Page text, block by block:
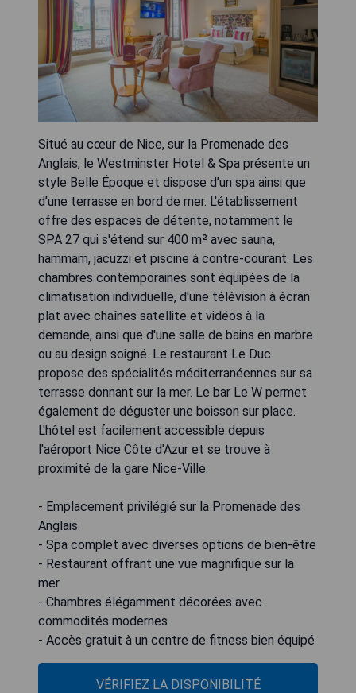
Situé au cœur de Nice, sur la Promenade des
Anglais, le Westminster Hotel & Spa présente un
style Belle Époque et dispose d'un spa ainsi que
d'une terrasse en bord de mer. L'établissement
offre des espaces de détente, notamment le
SPA 27 qui s'étend sur 400 m² avec sauna,
hammam, jacuzzi et piscine à contre-courant. Les
chambres contemporaines sont équipées de la
climatisation individuelle, d'une télévision à écran
plat avec chaînes satellite et vidéos à la
demande, ainsi que d'une salle de bains en marbre
ou au design soigné. Le restaurant Le Duc
propose des spécialités méditerranéennes sur sa
terrasse donnant sur la mer. Le bar Le W permet
également de déguster une boisson sur place.
L'hôtel est facilement accessible depuis
l'aéroport Nice Côte d'Azur et se trouve à
proximité de la gare Nice-Ville.
- Emplacement privilégié sur la Promenade des
Anglais
- Spa complet avec diverses options de bien-être
- Restaurant offrant une vue magnifique sur la
mer
- Chambres élégamment décorées avec
commodités modernes
- Accès gratuit à un centre de fitness bien équipé
VÉRIFIEZ LA DISPONIBILITÉ